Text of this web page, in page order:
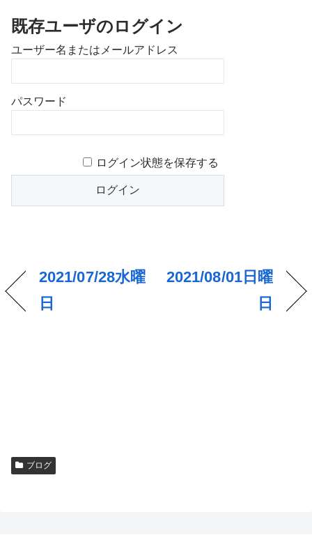
既存ユーザのログイン
ユーザー名またはメールアドレス
パスワード
ログイン状態を保存する
2021/07/28水曜
日
2021/08/01日曜
日
ブログ